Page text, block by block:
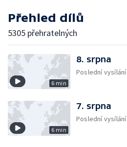
Přehled dílů
5305 přehratelných
6 min
8. srpna
Poslední vysílání
6 min
7. srpna
Poslední vysílání